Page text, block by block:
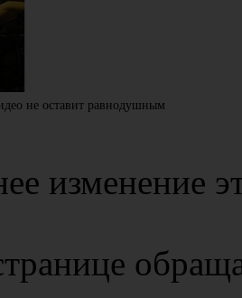
не оставит равнодушным
изменение